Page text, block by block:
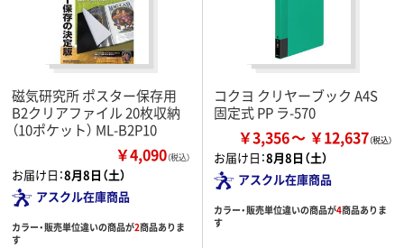
磁気研究所 ポスター保存用
B2クリアファイル 20枚収納
（10ポケット） ML-B2P10
￥4,090（税込）
お届け日：8月8日（土）
アスクル在庫商品
カラー・販売単位違いの商品が2商品ありま
す
コクヨ クリヤーブック A4S
固定式 PP ラ-570
￥3,356 ￥12,637
お届け日：8月8日（土）
アスクル在庫商品
カラー・販売単位違いの商品が4商品ありま
す